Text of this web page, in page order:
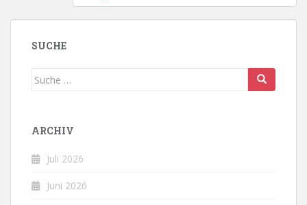
SUCHE
Suche
ARCHIV
Juli 2026
Juni 2026